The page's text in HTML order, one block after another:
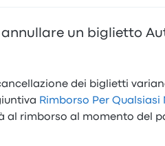
un biglietto
dei biglietti
Rimborso Per Qualsiasi
al rimborso al momento del